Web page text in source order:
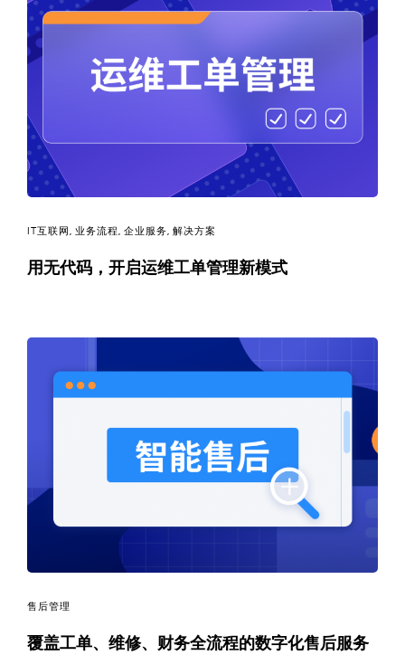
码
解
方
案
_
低
码
_
白
IT互联网 , 业务流程, 企业服务, 解决方案
用无代码，开启运维工单管理新模式
售后管理
覆盖工单、维修、财务全流程的数字化售后服务